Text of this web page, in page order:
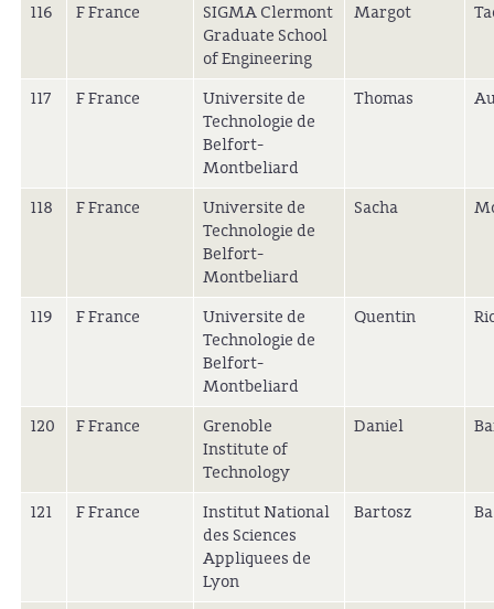
116
F France
SIGMA Clermont
Graduate School
of Engineering
Margot
117 F France
Universite de
Technologie de
Belfort-
Montbeliard
Thomas
118 F France
Universite de
Technologie de
Belfort-
Montbeliard
Sacha
119 F France
Universite de
Technologie de
Belfort-
Montbeliard
Quentin
120 F France
Grenoble
Institute of
Technology
Daniel
121 F France
Institut National
des Sciences
Appliquees de
Lyon
Bartosz